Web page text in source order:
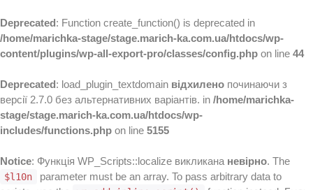
Deprecated: Function create_function() is deprecated in
/home/marichka-stage/stage.marich-ka.com.ua/htdocs/wp-
content/plugins/wp-all-export-pro/classes/config.php on line 44
Deprecated: load_plugin_textdomain відхилено починаючи з
версії 2.7.0 без альтернативних варіантів. in /home/marichka-
stage/stage.marich-ka.com.ua/htdocs/wp-
includes/functions.php on line 5155
Notice: Функція WP_Scripts::localize викликана невірно. The
$l10n
parameter must be an array. To pass arbitrary data to